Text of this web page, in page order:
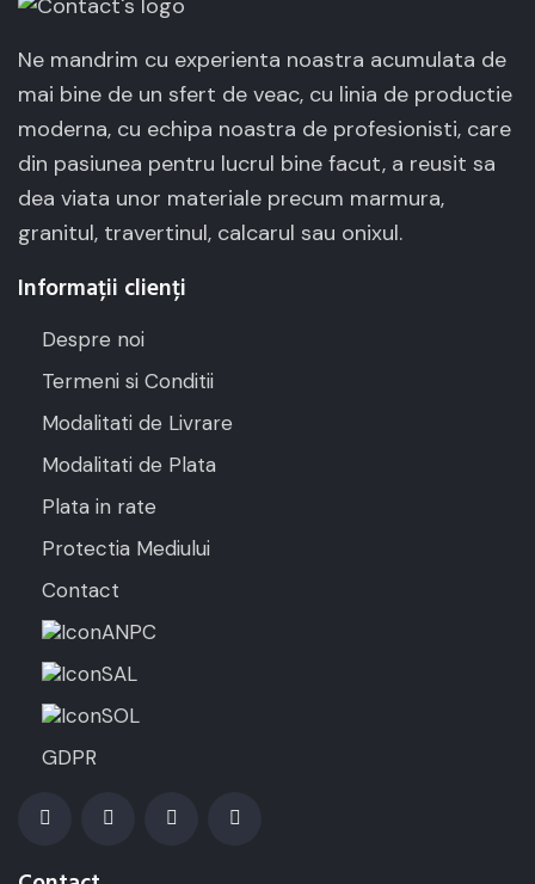
Ne mandrim cu experienta noastra acumulata de
mai bine de un sfert de veac, cu linia de productie
moderna, cu echipa noastra de profesionisti, care
din pasiunea pentru lucrul bine facut, a reusit sa
dea viata unor materiale precum marmura,
granitul, travertinul, calcarul sau onixul.
Informații clienți
Despre noi
Termeni si Conditii
Modalitati de Livrare
Modalitati de Plata
Plata in rate
Protectia Mediului
Contact
ANPC
SAL
SOL
GDPR